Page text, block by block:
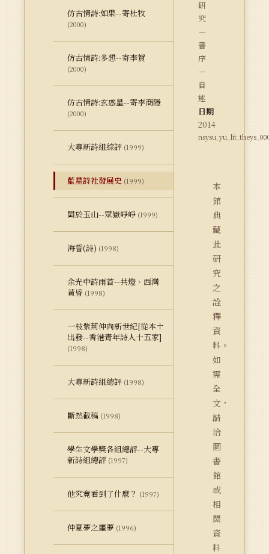
仿古情詩:如果--寄杜牧
(2000)
仿古情詩:多想--寄李賀
(2000)
仿古情詩:玄惑星--寄李商隱
(2000)
大專新詩組綜評 (1999)
藍星詩社發展史 (1999)
關於玉山--眾嶽崢崢 (1999)
海誓(詩) (1998)
余光中詩雨首--共燈、西灣
黃昏 (1998)
一枝紫荊伸向新世紀[從本土
出發--香港青年詩人十五家]
(1998)
大專新詩組總評 (1998)
斷然截稿 (1998)
學生文學獎各組總評--大專
新詩組總評 (1997)
他究竟看到了什麼？ (1997)
仲夏夢之噩夢 (1996)
研
究
－
書
序
－
自
述
日期
2014
本
館
典
藏
此
研
究
之
詮
釋
資
料。
如
需
全
文，
請
洽
圖
書
館
或
相
關
資
料